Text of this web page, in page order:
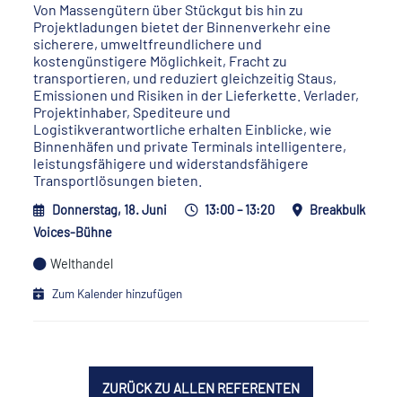
Von Massengütern über Stückgut bis hin zu
Projektladungen bietet der Binnenverkehr eine
sicherere, umweltfreundlichere und
kostengünstigere Möglichkeit, Fracht zu
transportieren, und reduziert gleichzeitig Staus,
Emissionen und Risiken in der Lieferkette. Verlader,
Projektinhaber, Spediteure und
Logistikverantwortliche erhalten Einblicke, wie
Binnenhäfen und private Terminals intelligentere,
leistungsfähigere und widerstandsfähigere
Transportlösungen bieten.
Donnerstag, 18. Juni 13:00 – 13:20
Breakbulk
Voices-Bühne
Welthandel
Zum Kalender hinzufügen
ZURÜCK ZU ALLEN REFERENTEN